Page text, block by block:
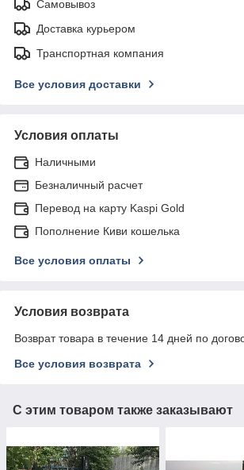
Самовывоз
Доставка курьером
Транспортная компания
Все условия доставки
Условия оплаты
Наличными
Безналичный расчет
Перевод на карту Kaspi Gold
Пополнение Киви кошелька
Все условия оплаты
Условия возврата
Возврат товара в течение 14 дней по
Все условия возврата
С этим товаром также заказывают